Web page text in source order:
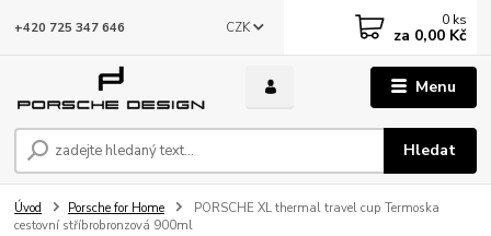
Menu
CZK
Hledat
+420 725 347 646 0 ks
za 0,00 Kč
Úvod Porsche for Home
PORSCHE XL thermal travel cup Termoska
cestovní stříbrobronzová 900ml